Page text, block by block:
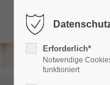
Erforderlich*
Notwendige
funktioniert